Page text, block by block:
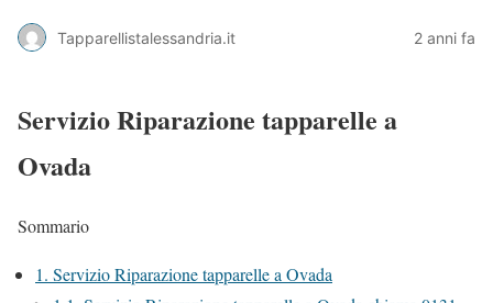
Tapparellistalessandria.it 2 anni fa
Servizio Riparazione tapparelle a
Ovada
Sommario
1. Servizio Riparazione tapparelle a Ovada